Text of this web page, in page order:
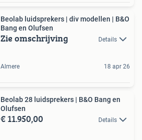
Beolab luidsprekers | div modellen | B&O
Bang en Olufsen
Zie omschrijving Details
Almere 18 apr 26
Beolab 28 luidsprekers | B&O Bang en
Olufsen
€ 11.950,00 Details